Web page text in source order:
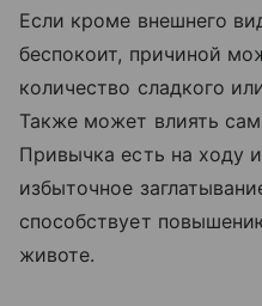
Если кроме внешнего
беспокоит, причиной
количество сладкого
Также может влиять
Привычка есть на ходу
избыточное
способствует
животе.